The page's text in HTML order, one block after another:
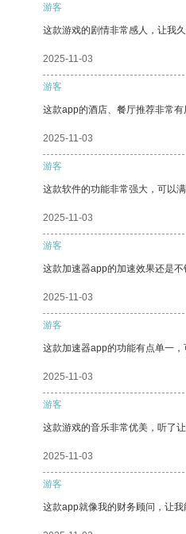
游客
这款游戏的剧情非常感人，让我久
2025-11-03
游客
这款app的酒店、餐厅推荐非常有
2025-11-03
游客
这款软件的功能非常强大，可以
2025-11-03
游客
这款加速器app的加速效果还是
2025-11-03
游客
这款加速器app的功能有点单一
2025-11-03
游客
这款游戏的音乐非常优美，听了让
2025-11-03
游客
这款app就像我的财务顾问，让我